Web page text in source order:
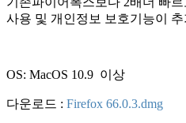
사용 및 개인정보 보호기능이
OS: MacOS 10.9 이상
다운로드 : Firefox 66.0.3.dmg